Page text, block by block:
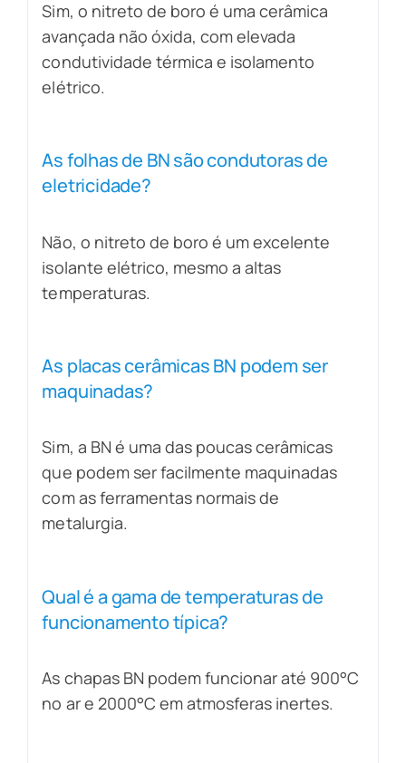
Sim, o nitreto de boro é uma cerâmica
avançada não óxida, com elevada
condutividade térmica e isolamento
elétrico.
As folhas de BN são condutoras de
eletricidade?
Não, o nitreto de boro é um excelente
isolante elétrico, mesmo a altas
temperaturas.
As placas cerâmicas BN podem ser
maquinadas?
Sim, a BN é uma das poucas cerâmicas
que podem ser facilmente maquinadas
com as ferramentas normais de
metalurgia.
Qual é a gama de temperaturas de
funcionamento típica?
As chapas BN podem funcionar até 900°C
no ar e 2000°C em atmosferas inertes.